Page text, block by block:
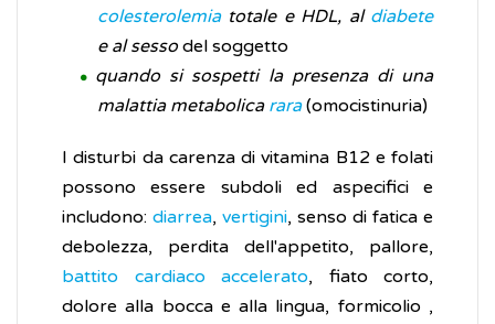
colesterolemiatotale e HDL, al diabete
e al sessodel soggetto
quando si sospetti la presenza di una
malattia metabolica rara(omocistinuria)
I disturbi da carenza di vitamina B12 e folati
possono essere subdoli ed aspecifici e
includono: diarrea, vertigini, senso di fatica e
debolezza, perdita dell'appetito, pallore,
battito cardiaco accelerato, fiato corto,
dolore alla bocca e alla lingua, formicolio ,